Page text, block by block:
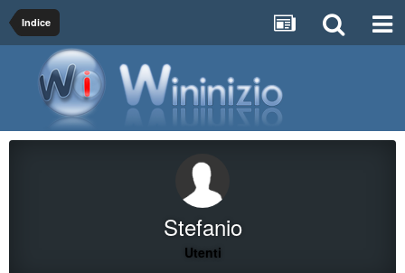
Indice
Stefanio
Utenti